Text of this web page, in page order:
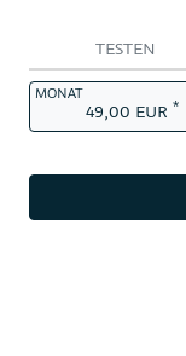
TESTEN
MONAT
49,00 EUR *